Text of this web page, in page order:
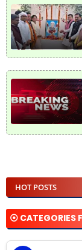
HOT POSTS
⦿ CATEGORIES